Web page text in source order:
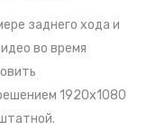
заднего хода и
во время
1920x1080